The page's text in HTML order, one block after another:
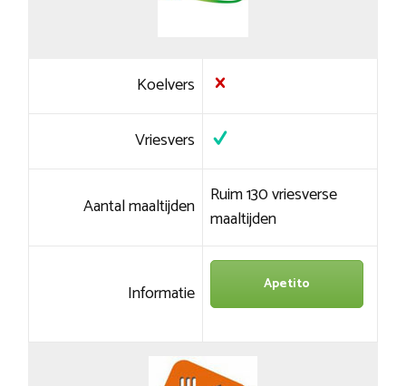
Koelvers
Vriesvers
Aantal maaltijden Ruim 130 vriesverse
maaltijden
Informatie Apetito